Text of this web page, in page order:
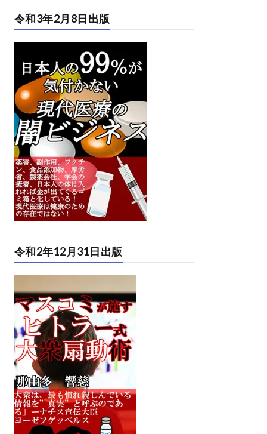
令和3年2月8日出版
令和2年12月31日出版